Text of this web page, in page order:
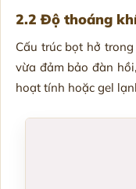
2.2 Độ thoáng
Cấu trúc bọt hở
vừa đảm bảo đàn
hoạt tính hoặc gel